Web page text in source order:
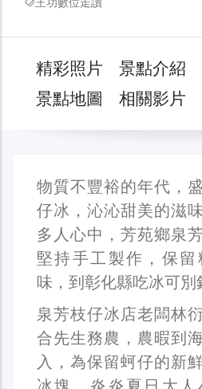
王功數位走讀
精彩照片 景點介紹
景點地圖
相關影片
物質不豐裕的年代，
仔冰，沁沁甜美的滋
多人心中，芳苑鄉泉
堅持手工製作，保
味，到彰化縣吃冰可別
泉芳枝仔冰店老闆林
合先生務農，農暇到
入，為保留蚵仔的新